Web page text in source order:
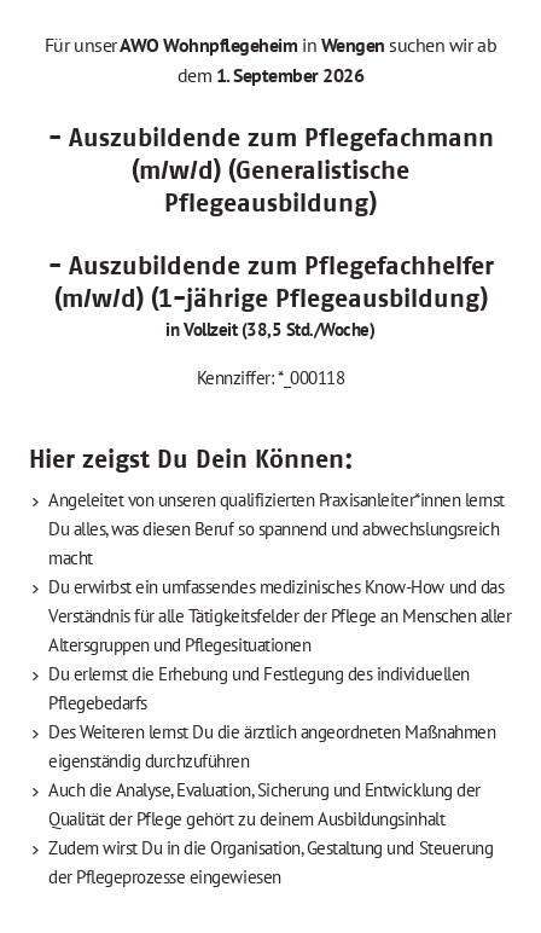
Für unserAWO Wohnpflegeheim in Wengensuchen wir ab
dem 1. September 2026
- Auszubildende zum Pflegefachmann
(m/w/d) (Generalistische
Pflegeausbildung)
- Auszubildende zum Pflegefachhelfer
(m/w/d) (1-jährige Pflegeausbildung)
in Vollzeit (38,5 Std./Woche)
Kennziffer: *_000118
Hier zeigst Du Dein Können:
Angeleitet von unseren qualifizierten Praxisanleiter*innen lernst
Du alles, was diesen Beruf so spannend und abwechslungsreich
macht
Du erwirbst ein umfassendes medizinisches Know-How und das
Verständnis für alle Tätigkeitsfelder der Pflege an Menschen aller
Altersgruppen und Pflegesituationen
Du erlernst die Erhebung und Festlegung des individuellen
Pflegebedarfs
Des Weiteren lernst Du die ärztlich angeordneten Maßnahmen
eigenständig durchzuführen
Auch die Analyse, Evaluation, Sicherung und Entwicklung der
Qualität der Pflege gehört zu deinem Ausbildungsinhalt
Zudem wirst Du in die Organisation, Gestaltung und Steuerung
der Pflegeprozesse eingewiesen